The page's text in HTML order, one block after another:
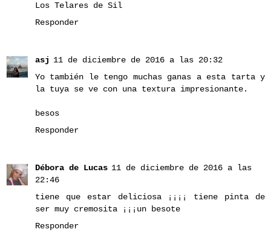
Los Telares de Sil
Responder
asj 11 de diciembre de 2016 a las 20:32
Yo también le tengo muchas ganas a esta tarta y
la tuya se ve con una textura impresionante.
besos
Responder
Débora de Lucas 11 de diciembre de 2016 a las
22:46
tiene que estar deliciosa ¡¡¡¡ tiene pinta de
ser muy cremosita ¡¡¡un besote
Responder